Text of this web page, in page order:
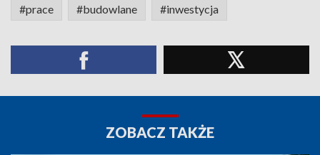
#prace #budowlane #inwestycja
ZOBACZ TAKŻE